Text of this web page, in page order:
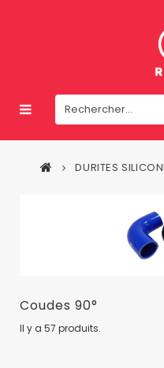
DURITES
Coudes 90°
Il y a 57 produits.